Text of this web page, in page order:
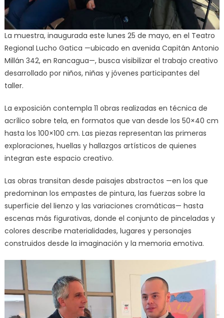
La muestra, inaugurada este lunes 25 de mayo, en el Teatro
Regional Lucho Gatica —ubicado en avenida Capitán Antonio
Millán 342, en Rancagua—, busca visibilizar el trabajo creativo
desarrollado por niños, niñas y jóvenes participantes del
taller.
La exposición contempla 11 obras realizadas en técnica de
acrílico sobre tela, en formatos que van desde los 50×40 cm
hasta los 100×100 cm. Las piezas representan las primeras
exploraciones, huellas y hallazgos artísticos de quienes
integran este espacio creativo.
Las obras transitan desde paisajes abstractos —en los que
predominan los empastes de pintura, las fuerzas sobre la
superficie del lienzo y las variaciones cromáticas— hasta
escenas más figurativas, donde el conjunto de pinceladas y
colores describe materialidades, lugares y personajes
construidos desde la imaginación y la memoria emotiva.